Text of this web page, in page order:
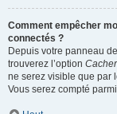
Comment empêcher
connectés ?
Depuis votre panneau
trouverez l’option
ne serez visible que par
Vous serez compté